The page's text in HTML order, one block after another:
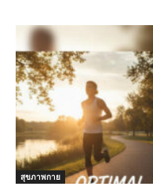
สุขภาพกาย